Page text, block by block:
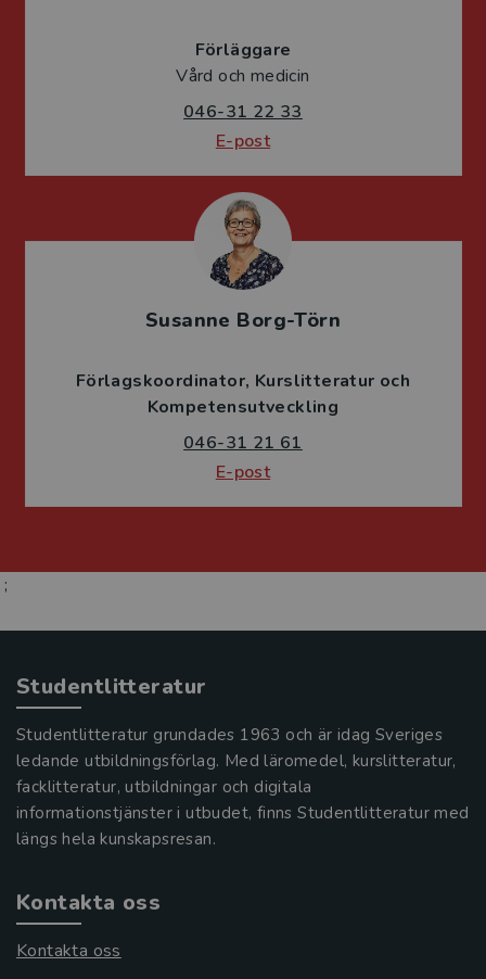
Förläggare
Vård och medicin
046-31 22 33
E-post
Susanne Borg-Törn
Förlagskoordinator Kurslitteratur och
Kompetensutveckling
046-31 21 61
E-post
;
Studentlitteratur
Studentlitteratur grundades 1963 och är idag Sveriges
ledande utbildningsförlag. Med läromedel, kurslitteratur,
facklitteratur, utbildningar och digitala
informationstjänster i utbudet, finns Studentlitteratur med
längs hela kunskapsresan.
Kontakta oss
Kontakta oss